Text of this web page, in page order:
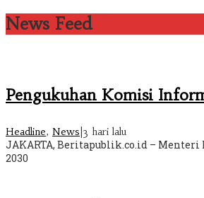
News Feed
Pengukuhan Komisi
Headline, News 3 hari lalu
JAKARTA, Beritapublik.co.id –
2030